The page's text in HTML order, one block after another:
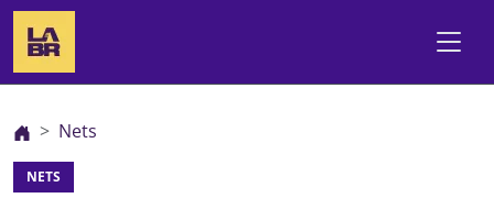
Nets
NETS